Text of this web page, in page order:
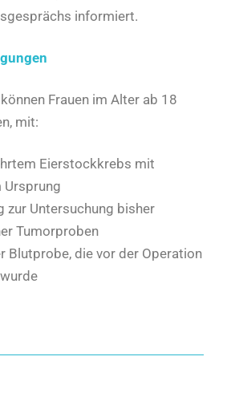
informiert.
Frauen im Alter ab 18
mit:
Eierstockkrebs mit
Ursprung
zur Untersuchung bisher
Tumorproben
Blutprobe, die vor der Operation